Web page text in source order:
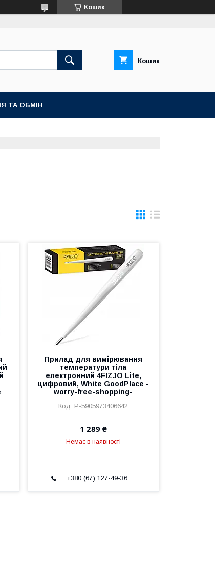
Кошик
Кошик
ТА ОБМІН
Прилад для вимірювання
температури тіла
електронний 4FIZJO Lite,
цифровий, White GoodPlace -
worry-free-shopping-
P-5905973406642
1 289 ₴
Немає в наявності
+380 (67) 127-49-36